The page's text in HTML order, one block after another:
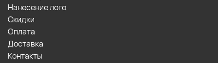
Нанесение лого
Скидки
Оплата
Доставка
Контакты